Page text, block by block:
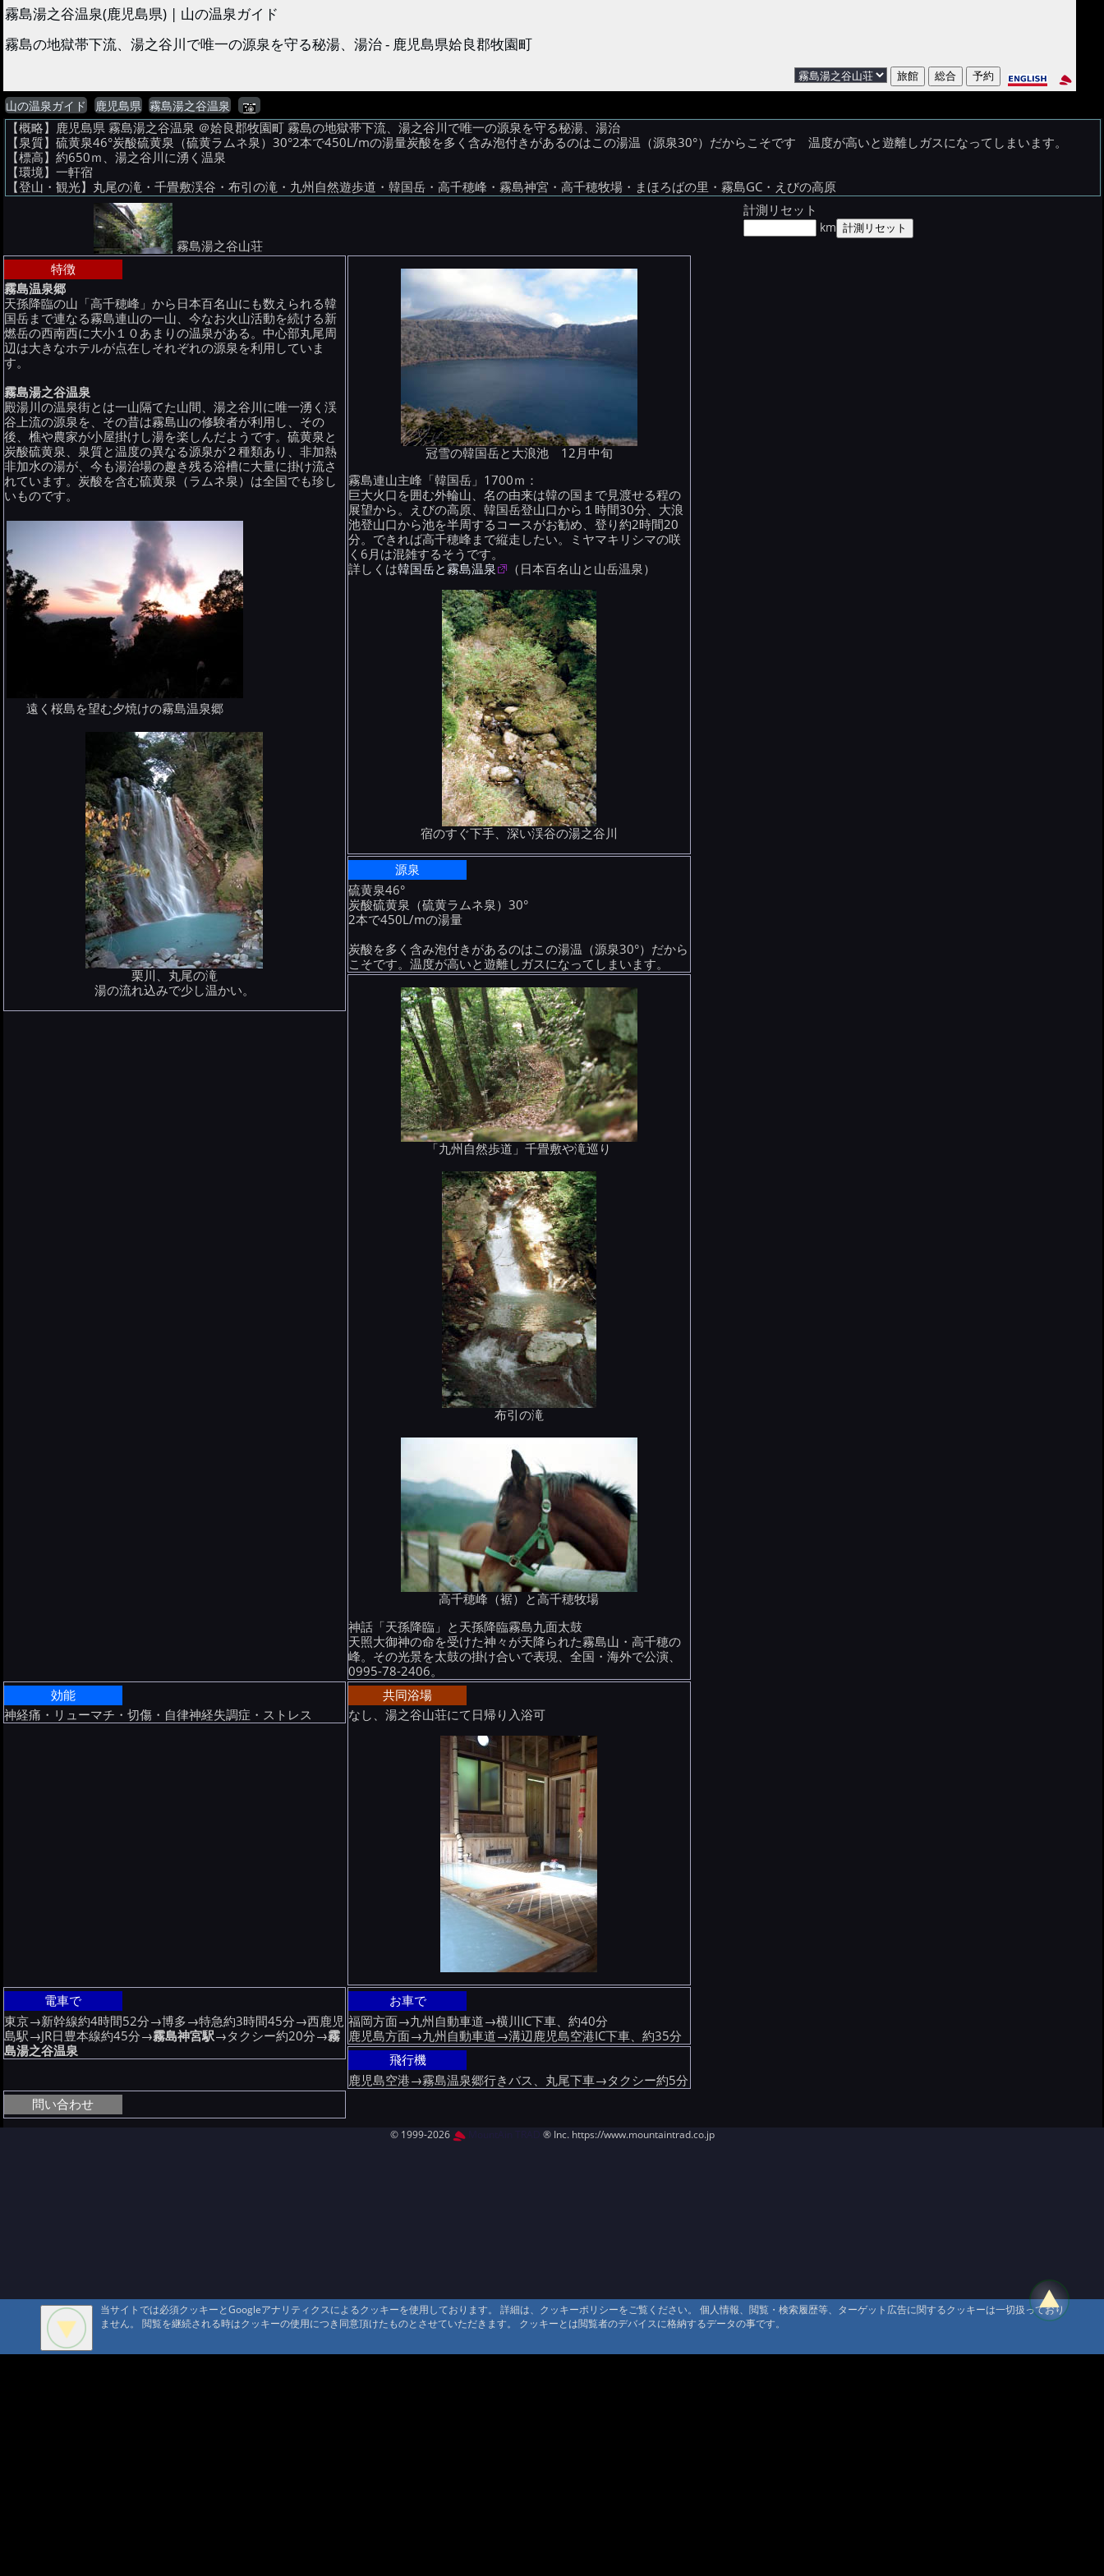
霧島湯之谷温泉(鹿児島県) | 山の温泉ガイド
霧島の地獄帯下流、湯之谷川で唯一の源泉を守る秘湯、湯治 - 鹿児島県姶良郡牧園町
山の温泉ガイド 鹿児島県 霧島湯之谷温泉
【概略】鹿児島県 霧島湯之谷温泉 ＠姶良郡牧園町 霧島の地獄帯下流、湯之谷川で唯一の源泉を守る秘湯、湯治
【泉質】硫黄泉46°炭酸硫黄泉（硫黄ラムネ泉）30°2本で450L/mの湯量炭酸を多く含み泡付きがあるのはこの湯温（源泉30°）だからこそです 温度が高いと遊離しガスになってしまいます。
【標高】約650ｍ、湯之谷川に湧く温泉
【環境】一軒宿
【登山・観光】丸尾の滝・千畳敷渓谷・布引の滝・九州自然遊歩道・韓国岳・高千穂峰・霧島神宮・高千穂牧場・まほろばの里・霧島GC・えびの高原
霧島湯之谷山荘
特徴
霧島温泉郷
天孫降臨の山「高千穂峰」から日本百名山にも数えられる韓
国岳まで連なる霧島連山の一山、今なお火山活動を続ける新
燃岳の西南西に大小１０あまりの温泉がある。中心部丸尾周
辺は大きなホテルが点在しそれぞれの源泉を利用していま
す。
霧島湯之谷温泉
殿湯川の温泉街とは一山隔てた山間、湯之谷川に唯一湧く渓
谷上流の源泉を、その昔は霧島山の修験者が利用し、その
後、樵や農家が小屋掛けし湯を楽しんだようです。硫黄泉と
炭酸硫黄泉、泉質と温度の異なる源泉が２種類あり、非加熱
非加水の湯が、今も湯治場の趣き残る浴槽に大量に掛け流さ
れています。炭酸を含む硫黄泉（ラムネ泉）は全国でも珍し
いものです。
遠く桜島を望む夕焼けの霧島温泉郷
栗川、丸尾の滝
湯の流れ込みで少し温かい。
冠雪の韓国岳と大浪池 12月中旬
霧島連山主峰「韓国岳」1700ｍ：
巨大火口を囲む外輪山、名の由来は韓の国まで見渡せる程の
展望から。えびの高原、韓国岳登山口から１時間30分、大浪
池登山口から池を半周するコースがお勧め、登り約2時間20
分。できれば高千穂峰まで縦走したい。ミヤマキリシマの咲
く6月は混雑するそうです。
詳しくは韓国岳と霧島温泉 （日本百名山と山岳温泉）
宿のすぐ下手、深い渓谷の湯之谷川
源泉
硫黄泉46°
炭酸硫黄泉（硫黄ラムネ泉）30°
2本で450L/mの湯量
炭酸を多く含み泡付きがあるのはこの湯温（源泉30°）だから
こそです。温度が高いと遊離しガスになってしまいます。
「九州自然歩道」千畳敷や滝巡り
布引の滝
高千穂峰（裾）と高千穂牧場
神話「天孫降臨」と天孫降臨霧島九面太鼓
天照大御神の命を受けた神々が天降られた霧島山・高千穂の
峰。その光景を太鼓の掛け合いで表現、全国・海外で公演、
0995-78-2406。
効能
神経痛・リューマチ・切傷・自律神経失調症・ストレス
共同浴場
なし、湯之谷山荘にて日帰り入浴可
電車で
東京→新幹線約4時間52分→博多→特急約3時間45分→西鹿児
島駅→JR日豊本線約45分→霧島神宮駅→タクシー約20分→霧
島湯之谷温泉
お車で
福岡方面→九州自動車道→横川IC下車、約40分
鹿児島方面→九州自動車道→溝辺鹿児島空港IC下車、約35分
飛行機
鹿児島空港→霧島温泉郷行きバス、丸尾下車→タクシー約5分
問い合わせ
計測リセット
km
© 1999-2026 MountAin TRAD ® Inc. https://www.mountaintrad.co.jp
当サイトでは必須クッキーとGoogleアナリティクスによるクッキーを使用しております。 詳細は、クッキーポリシーをご覧ください。 個人情報、閲覧・検索履歴等、ターゲット広告に関するクッキーは一切扱っており
ません。 閲覧を継続される時はクッキーの使用につき同意頂けたものとさせていただきます。 クッキーとは閲覧者のデバイスに格納するデータの事です。